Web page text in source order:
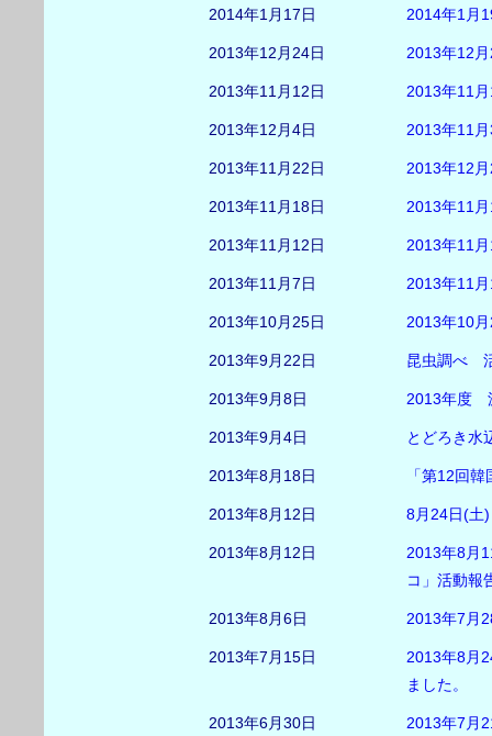
2014年1月17日 2014年1月
2013年12月24日 2013年12
2013年11月12日 2013年11
2013年12月4日 2013年11
2013年11月22日 2013年12
2013年11月18日 2013年11
2013年11月12日 2013年11
2013年11月7日 2013年11
2013年10月25日 2013年10
2013年9月22日 昆虫調べ
2013年9月8日 2013年度
2013年9月4日 とどろき水
2013年8月18日 「第12回
2013年8月12日 8月24日(土
2013年8月12日
2013年8月
コ」活動報
2013年8月6日 2013年7月
2013年7月15日
2013年8月
ました。
2013年6月30日 2013年7月